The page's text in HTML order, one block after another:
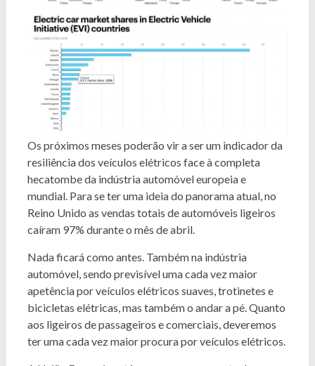
Os próximos meses poderão vir a ser um indicador da
resiliência dos veículos elétricos face à completa
hecatombe da indústria automóvel europeia e
mundial. Para se ter uma ideia do panorama atual, no
Reino Unido as vendas totais de automóveis ligeiros
caíram 97% durante o mês de abril.
Nada ficará como antes. Também na indústria
automóvel, sendo previsível uma cada vez maior
apetência por veículos elétricos suaves, trotinetes e
bicicletas elétricas, mas também o andar a pé. Quanto
aos ligeiros de passageiros e comerciais, deveremos
ter uma cada vez maior procura por veículos elétricos.